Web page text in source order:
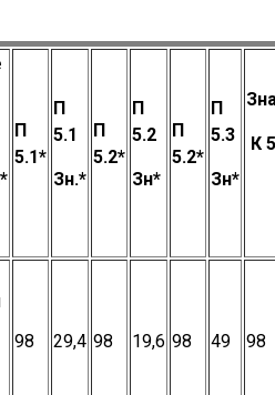
П
5.1*
П
5.1
Зн.*
П
5.2*
П
5.2
Зн*
П
5.2*
П
5.3
Зн*
К 5
98 29,4 98 19,6 98 49 98